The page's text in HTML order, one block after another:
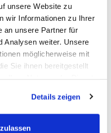
unsere Website zu
wir Informationen zu Ihrer
an unsere Partner für
Analysen weiter. Unsere
möglicherweise mit
Sie ihnen bereitgestellt
Details zeigen
informiert rund um
Ganz
PDF auf Ihrem